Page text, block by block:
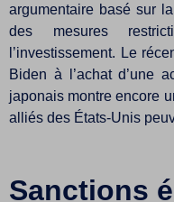
argumentaire basé sur
des mesures
l’investissement. Le
Biden à l’achat d’une
japonais montre encore
alliés des États-Unis
Sanctions